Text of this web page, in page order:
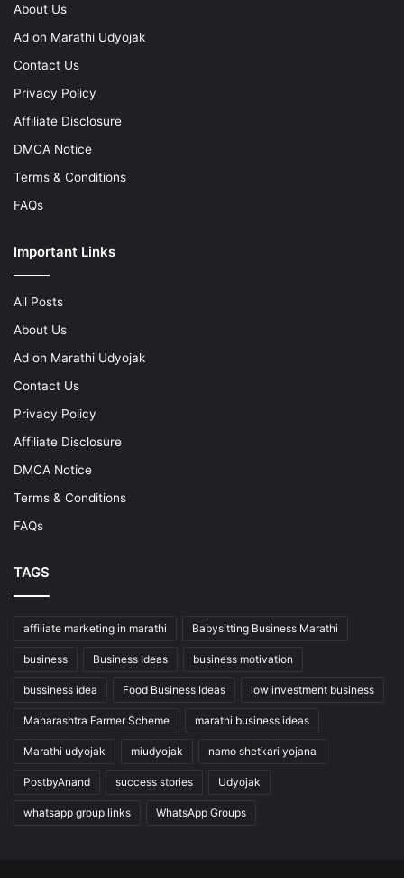
About Us
Ad on Marathi Udyojak
Contact Us
Privacy Policy
Affiliate Disclosure
DMCA Notice
Terms & Conditions
FAQs
Important Links
All Posts
About Us
Ad on Marathi Udyojak
Contact Us
Privacy Policy
Affiliate Disclosure
DMCA Notice
Terms & Conditions
FAQs
TAGS
affiliate marketing in marathi Babysitting Business Marathi
business Business Ideas business motivation
bussiness idea Food Business Ideas low investment business
Maharashtra Farmer Scheme marathi business ideas
Marathi udyojak miudyojak namo shetkari yojana
PostbyAnand success stories Udyojak
whatsapp group links WhatsApp Groups